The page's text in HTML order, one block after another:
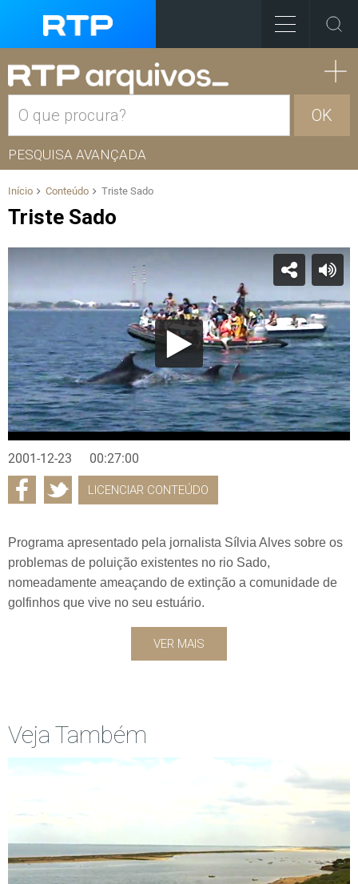
OK
PESQUISA AVANÇADA
Início Conteúdo Triste Sado
Triste Sado
2001-12-23 00:27:00
LICENCIAR CONTEÚDO
Programa apresentado pela jornalista Sílvia Alves sobre os
problemas de poluição existentes no rio Sado,
nomeadamente ameaçando de extinção a comunidade de
golfinhos que vive no seu estuário.
VER MAIS
Veja Também